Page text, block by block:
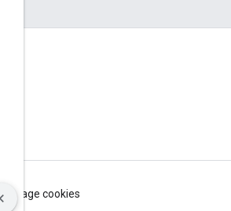
Manage cookies